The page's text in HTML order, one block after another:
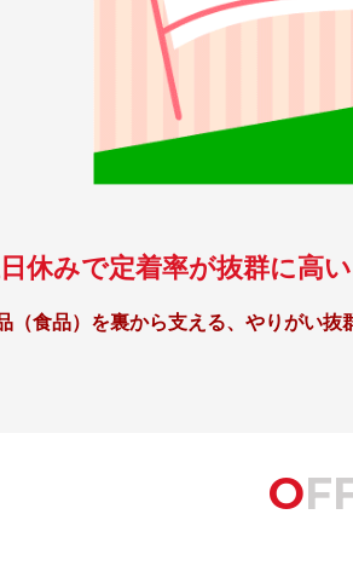
日休みで定着率が抜群に
食品）を裏から支える、やりがい抜